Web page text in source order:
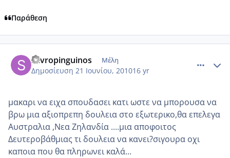
Παράθεση
savropinguinos Μέλη
Δημοσίευση 21 Ιουνίου, 201016 yr
μακαρι να ειχα σπουδασει κατι ωστε να μπορουσα να
βρω μια αξιοπρεπη δουλεια στο εξωτερικο,θα επελεγα
Αυστραλια ,Νεα Ζηλανδία ....μια αποφοιτος
Δευτεροβάθμιας τι δουλεια να κανει?σιγουρα οχι
καποια που θα πληρωνει καλά...